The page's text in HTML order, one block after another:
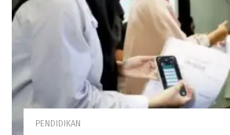
PENDIDIKAN